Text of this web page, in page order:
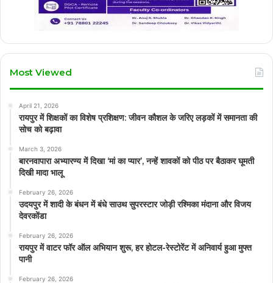
Most Viewed
April 21, 2026
रायपुर में शिक्षकों का विशेष प्रशिक्षण: जीवन कौशल के जरिए लड़कों में समानता की
सोच को बढ़ावा
March 3, 2026
बारनवापारा अभ्यारण्य में दिखा ‘मां का प्यार’, नन्हें शावकों को पीठ पर बैठाकर घूमती
दिखी मादा भालू
February 26, 2026
उदयपुर में शादी के बंधन में बंधे साउथ सुपरस्टार जोड़ी रश्मिका मंदाना और विजय
देवरकोंडा
February 26, 2026
रायपुर में वाटर फॉर ऑल अभियान शुरू, हर होटल-रेस्टोरेंट में अनिवार्य हुआ मुफ्त
पानी
February 26, 2026